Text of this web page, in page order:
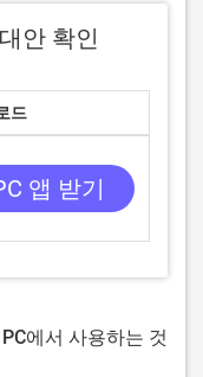
안 확인
드
앱 받기
에서 사용하는 것